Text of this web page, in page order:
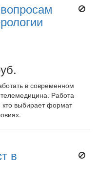
в современном
Работа
выбирает формат
в